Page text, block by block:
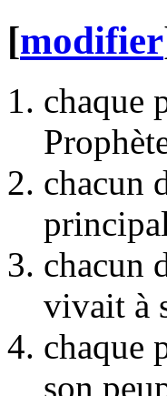
[modifier
chaque
chacun
chacun
vivait à
chaque
son